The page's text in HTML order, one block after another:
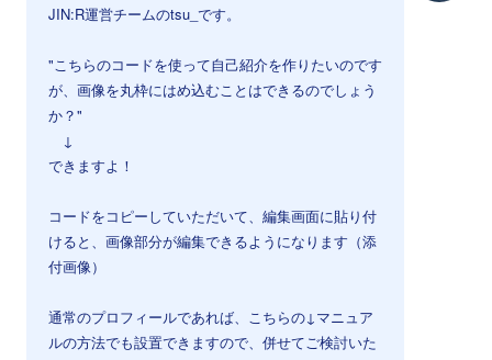
JIN:R運営チームのtsu_です。
"こちらのコードを使って自己紹介を作りたいのです
が、画像を丸枠にはめ込むことはできるのでしょう
か？"
↓
できますよ！
コードをコピーしていただいて、編集画面に貼り付
けると、画像部分が編集できるようになります（添
付画像）
通常のプロフィールであれば、こちらの↓マニュア
ルの方法でも設置できますので、併せてご検討いた